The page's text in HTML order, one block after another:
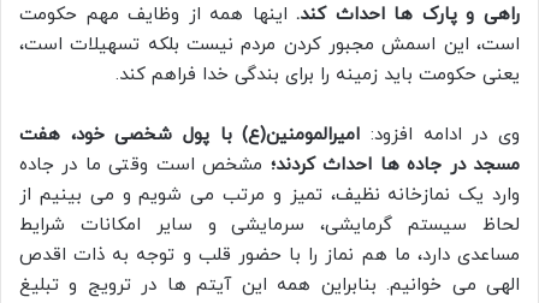
راهی و پارک ها احداث کند.اینها همه از وظایف مهم حکومت
است، این اسمش مجبور کردن مردم نیست بلکه تسهیلات است،
یعنی حکومت باید زمینه را برای بندگی خدا فراهم کند.
وی در ادامه افزود: امیرالمومنین(ع) با پول شخصی خود، هفت
مسجد در جاده ها احداث کردند؛ مشخص است وقتی ما در جاده
وارد یک نمازخانه نظیف، تمیز و مرتب می شویم و می بینیم از
لحاظ سیستم گرمایشی، سرمایشی و سایر امکانات شرایط
مساعدی دارد، ما هم نماز را با حضور قلب و توجه به ذات اقدص
الهی می خوانیم. بنابراین همه این آیتم ها در ترویج و تبلیغ